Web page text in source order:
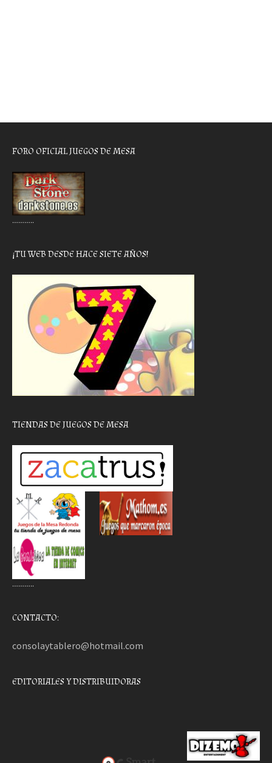
FORO OFICIAL JUEGOS DE MESA
………..
¡TU WEB DESDE HACE SIETE AÑOS!
TIENDAS DE JUEGOS DE MESA
………..
CONTACTO:
consolaytablero@hotmail.com
EDITORIALES Y DISTRIBUIDORAS